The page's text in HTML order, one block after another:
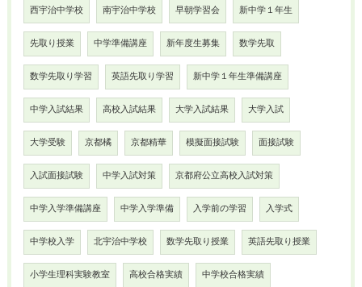
西宇治中学校 南宇治中学校 早朝学習会 新中学１年生
先取り授業 中学準備講座 新年度生募集 数学先取
数学先取り学習 英語先取り学習 新中学１年生準備講座
中学入試結果 高校入試結果 大学入試結果 大学入試
大学受験 京都橘 京都精華 模擬面接試験 面接試験
入試面接試験 中学入試対策 京都府公立高校入試対策
中学入学準備講座 中学入学準備 入学前の学習 入学式
中学校入学 北宇治中学校 数学先取り授業 英語先取り授業
小学生理科実験教室 高校合格実績 中学校合格実績